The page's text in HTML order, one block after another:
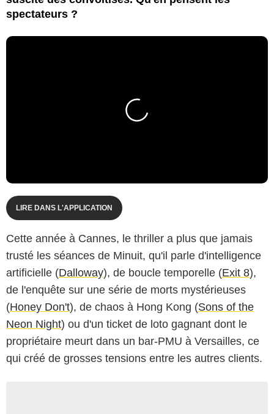
spectateurs ?
LIRE DANS L'APPLICATION
Cette année à Cannes, le thriller a plus que jamais
trusté les séances de Minuit, qu'il parle d'intelligence
artificielle (Dalloway), de boucle temporelle (Exit 8),
de l'enquête sur une série de morts mystérieuses
(Honey Don't), de chaos à Hong Kong (Sons of the
Neon Night) ou d'un ticket de loto gagnant dont le
propriétaire meurt dans un bar-PMU à Versailles, ce
qui créé de grosses tensions entre les autres clients.